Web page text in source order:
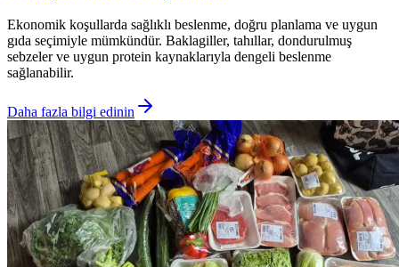
Ekonomik koşullarda sağlıklı beslenme, doğru planlama ve uygun
gıda seçimiyle mümkündür. Baklagiller, tahıllar, dondurulmuş
sebzeler ve uygun protein kaynaklarıyla dengeli beslenme
sağlanabilir.
Daha fazla bilgi edinin